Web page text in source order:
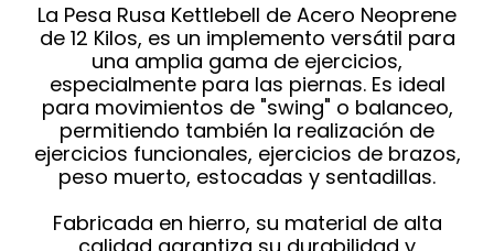
La Pesa Rusa Kettlebell de Acero Neoprene
de 12 Kilos, es un implemento versátil para
una amplia gama de ejercicios,
especialmente para las piernas. Es ideal
para movimientos de "swing" o balanceo,
permitiendo también la realización de
ejercicios funcionales, ejercicios de brazos,
peso muerto, estocadas y sentadillas.
Fabricada en hierro, su material de alta